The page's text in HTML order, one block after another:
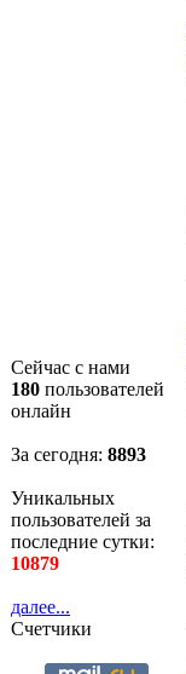
Сейчас с нами
180 пользователей
онлайн
За сегодня: 8893
Уникальных
пользователей за
последние сутки:
10879
далее...
Счетчики